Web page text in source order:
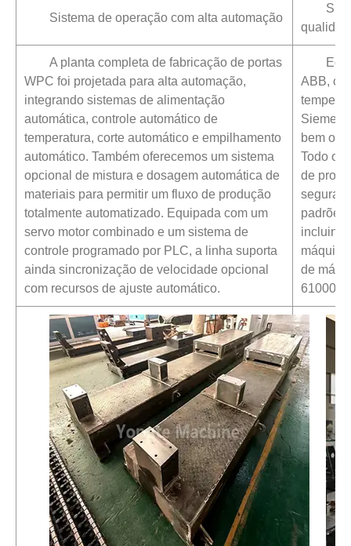
Sistema de operação com alta automação
A planta completa de fabricação de portas
WPC foi projetada para alta automação,
integrando sistemas de alimentação
automática, controle automático de
temperatura, corte automático e empilhamento
automático. Também oferecemos um sistema
opcional de mistura e dosagem automática de
materiais para permitir um fluxo de produção
totalmente automatizado. Equipada com um
servo motor combinado e um sistema de
controle programado por PLC, a linha suporta
ainda sincronização de velocidade opcional
com recursos de ajuste automático.
ABB,
bem
Todo o
de
padrões
de
61000.